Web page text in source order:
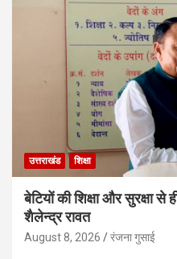
उत्तराखंड शिक्षा
बेटियों की शिक्षा और सुरक्षा से
शैलेन्द्र रावत
August 8, 2026 रंजना गुसाई